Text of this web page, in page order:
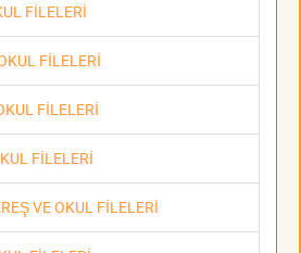
FİLELERİ
FİLELERİ
FİLELERİ
FİLELERİ
VE OKUL FİLELERİ